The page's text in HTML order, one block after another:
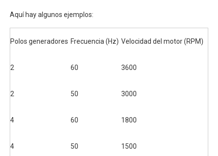
Aquí hay algunos ejemplos:
Polos generadores Frecuencia (Hz) Velocidad del motor (RPM)
2 60 3600
2 50 3000
4 60 1800
4 50 1500